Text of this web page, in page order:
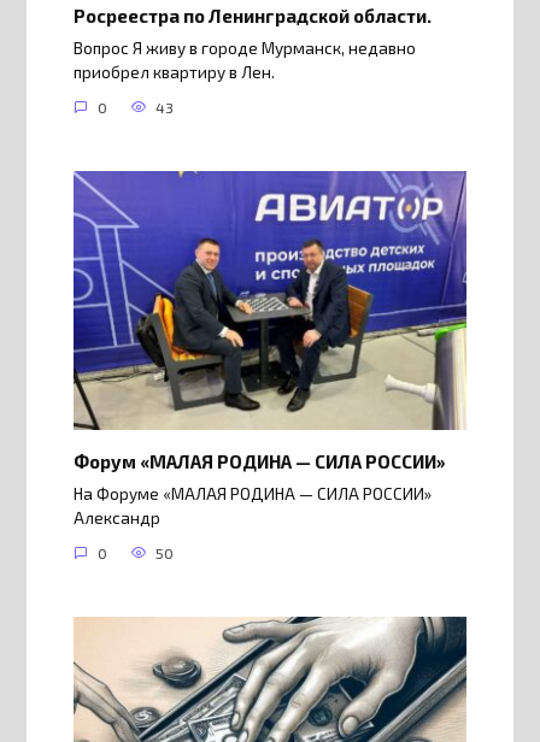
Росреестра по Ленинградской области.
Вопрос Я живу в городе Мурманск, недавно
приобрел квартиру в Лен.
0 43
Форум «МАЛАЯ РОДИНА — СИЛА РОССИИ»
На Форуме «МАЛАЯ РОДИНА — СИЛА РОССИИ»
Александр
0 50